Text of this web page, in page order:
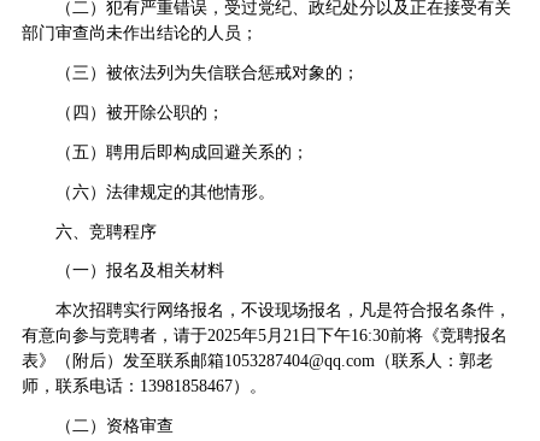
（二）犯有严重错误，受过党纪、政纪处分以及正在接受有关
部门审查尚未作出结论的人员；
（三）被依法列为失信联合惩戒对象的；
（四）被开除公职的；
（五）聘用后即构成回避关系的；
（六）法律规定的其他情形。
六、竞聘程序
（一）报名及相关材料
本次招聘实行网络报名，不设现场报名，凡是符合报名条件，
有意向参与竞聘者，请于2025年5月21日下午16:30前将《竞聘报名
表》（附后）发至联系邮箱1053287404@qq.com（联系人：郭老
师，联系电话：13981858467）。
（二）资格审查